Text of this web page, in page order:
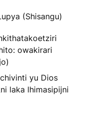
(Shisangu)
owakirari
yu Dios
laka lhimasipijni